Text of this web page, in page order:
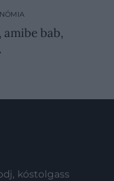
bab,
kóstolgass